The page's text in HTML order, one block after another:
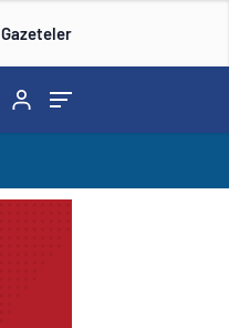
Gazeteler